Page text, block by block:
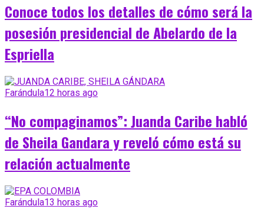
Conoce todos los detalles de cómo será la
posesión presidencial de Abelardo de la
Espriella
Farándula12 horas ago
“No compaginamos”: Juanda Caribe habló
de Sheila Gandara y reveló cómo está su
relación actualmente
Farándula13 horas ago